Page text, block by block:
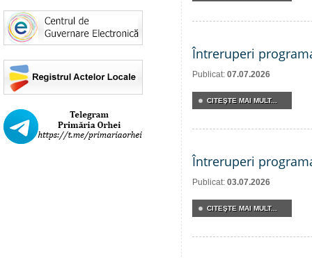
Întreruperi
Publicat: 07.07.2026
CITEŞTE MAI MULT...
Întreruperi
Publicat: 03.07.2026
CITEŞTE MAI MULT...